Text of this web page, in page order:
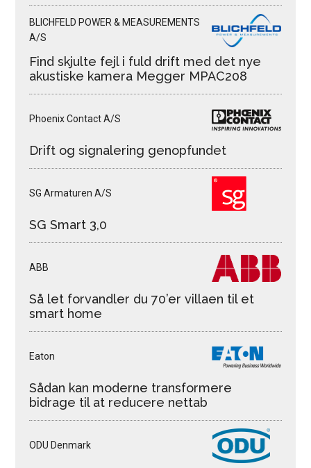
BLICHFELD POWER & MEASUREMENTS
A/S
Find skjulte fejl i fuld drift med det nye
akustiske kamera Megger MPAC208
Phoenix Contact A/S
Drift og signalering genopfundet
SG Armaturen A/S
SG Smart 3,0
ABB
Så let forvandler du 70’er villaen til et
smart home
Eaton
Sådan kan moderne transformere
bidrage til at reducere nettab
ODU Denmark